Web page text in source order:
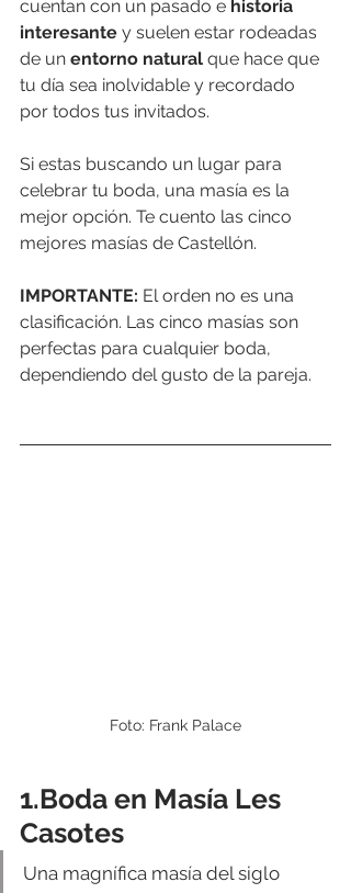
cuentan con un pasado e historia
interesante y suelen estar rodeadas
de un entorno natural que hace que
tu día sea inolvidable y recordado
por todos tus invitados.
Si estas buscando un lugar para
celebrar tu boda, una masía es la
mejor opción. Te cuento las cinco
mejores masías de Castellón.
IMPORTANTE: El orden no es una
clasificación. Las cinco masías son
perfectas para cualquier boda,
dependiendo del gusto de la pareja.
Foto: Frank Palace
1.Boda en Masía Les
Casotes
Una magnífica masía del siglo